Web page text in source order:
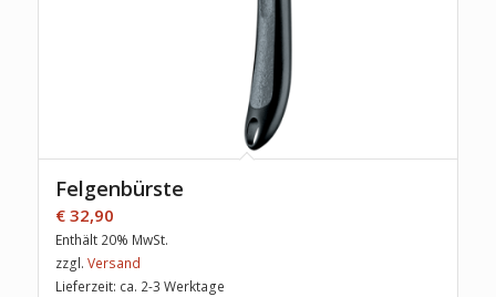
Felgenbürste
€32,90
Enthält 20% MwSt.
zzgl. Versand
Lieferzeit: ca. 2-3 Werktage